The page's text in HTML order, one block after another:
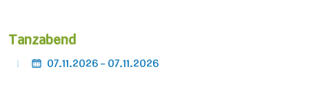
Tanzabend
07.11.2026 - 07.11.2026